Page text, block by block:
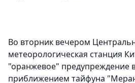
Во вторник вечером
метеорологическая станция
"оранжевое" предупреждение
приближением тайфуна